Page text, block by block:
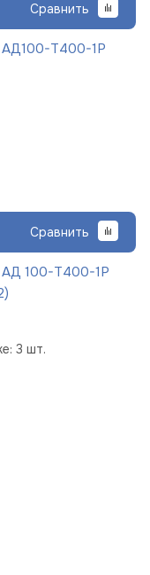
Сравнить
АД100-Т400-1Р
Сравнить
АД 100-Т400-1Р
3 шт.